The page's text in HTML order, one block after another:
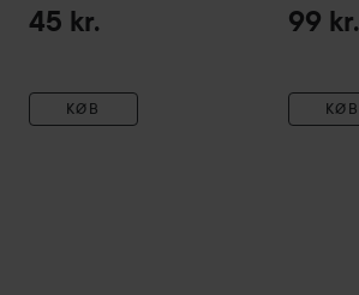
45 kr.
KØB
99 kr.
KØB